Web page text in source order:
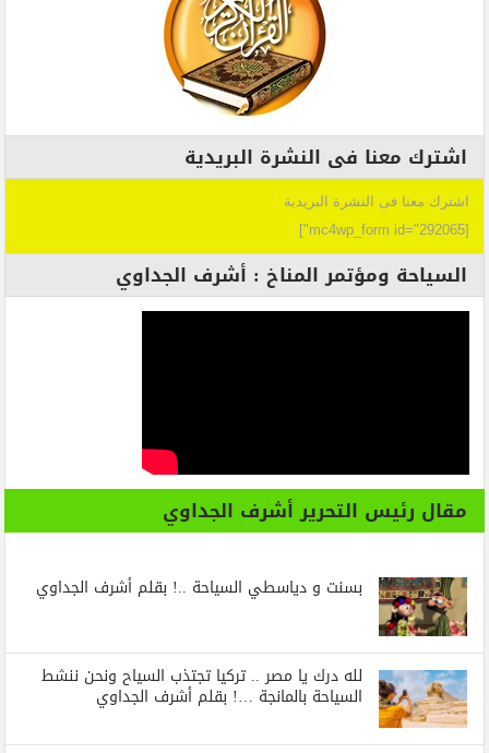
اشترك معنا فى النشرة البريدية
اشترك معنا فى النشرة البريدية
[mc4wp_form id="292065"]
السياحة ومؤتمر المناخ : أشرف الجداوي
مقال رئيس التحرير أشرف الجداوي
بسنت و دياسطي السياحة ..! بقلم أشرف الجداوي
لله درك يا مصر .. تركيا تجتذب السياح ونحن ننشط
السياحة بالمانجة …! بقلم أشرف الجداوي